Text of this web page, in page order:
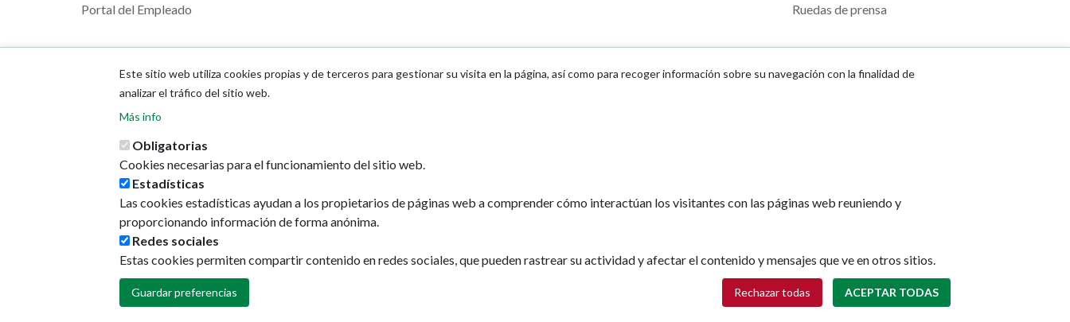
Portal del Empleado
Ruedas de prensa
31001 - Pamplona
Política de privacidad
Este sitio web utiliza cookies propias y de terceros para gestionar su visita en la página, así como para recoger información sobre su navegación con la finalidad de
analizar el tráfico del sitio web.
Más info
Obligatorias
Cookies necesarias para el funcionamiento del sitio web.
Estadísticas
Las cookies estadísticas ayudan a los propietarios de páginas web a comprender cómo interactúan los visitantes con las páginas web reuniendo y
proporcionando información de forma anónima.
Redes sociales
Estas cookies permiten compartir contenido en redes sociales, que pueden rastrear su actividad y afectar el contenido y mensajes que ve en otros sitios.
Guardar preferencias Rechazar todas ACEPTAR TODAS
Retirar consentimiento